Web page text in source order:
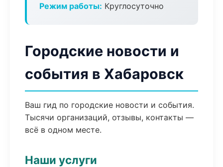
Режим работы: Круглосуточно
Городские новости и
события в Хабаровск
Ваш гид по городские новости и события.
Тысячи организаций, отзывы, контакты —
всё в одном месте.
Наши услуги